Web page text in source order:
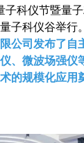
子科仪节暨量
子科仪谷举行
公司发布了自
、微波场强仪
的规模化应用